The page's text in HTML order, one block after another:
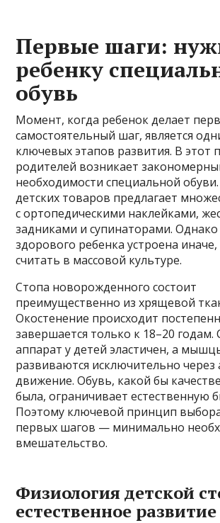
Первые шаги:
ребенку
обувь
Момент, когда ребенок делает
самостоятельный шаг, является
ключевых этапов развития. В этот
родителей возникает
необходимости специальной
детских товаров предлагает
с ортопедическими наклейками,
задниками и супинаторами. Однако
здорового ребенка устроена
считать в массовой культуре.
Стопа новорожденного состоит
преимущественно из хрящевой
Окостенение происходит
завершается только к 18–20 годам.
аппарат у детей эластичен, а
развиваются исключительно через
движение. Обувь, какой бы
была, ограничивает естественную
Поэтому ключевой принцип
первых шагов — минимально
вмешательство.
Физиология детской
естественное развитие